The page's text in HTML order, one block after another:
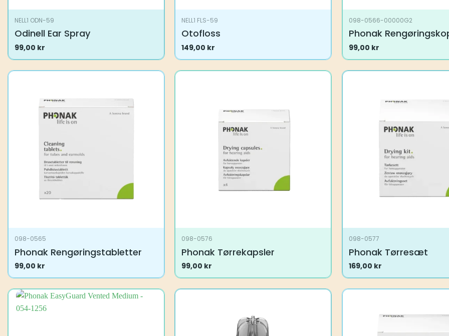
NELL1 ODN-59
Odinell Ear Spray
99,00 kr
NELL1 FLS-59
Otofloss
149,00 kr
098-0566-00000G2
Phonak
99,00 kr
098-0565
Phonak Rengøringstabletter
99,00 kr
098-0576
Phonak Tørrekapsler
99,00 kr
098-0577
Phonak Tørresæt
169,00 kr